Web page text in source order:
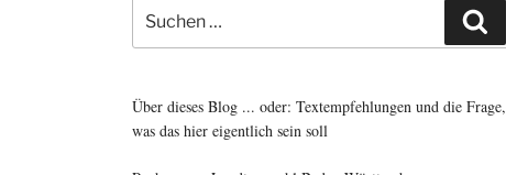
nach:
Über dieses Blog ... oder: Textempfehlungen und die Frage,
was das hier eigentlich sein soll